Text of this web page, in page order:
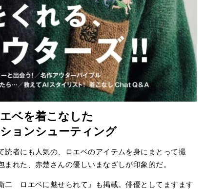
ベを着こなした
ョンシューティング
読者にも人気の、ロエベのアイテムを身にまとって撮
れた、赤楚さんの優しいまなざしが印象的だ。
二 ロエベに魅せられて』も掲載。俳優としてますます